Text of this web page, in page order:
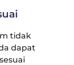
tidak
dapat